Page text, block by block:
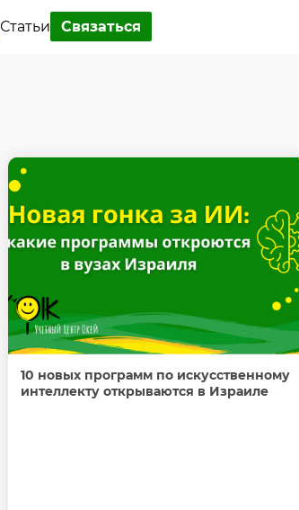
Статьи Связаться
10 новых программ по искусственному
интеллекту открываются в Израиле